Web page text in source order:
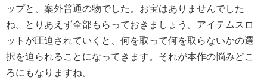
ップと、案外普通の物でした。お宝はありませんでした
ね。とりあえず全部もらっておきましょう。アイテムスロ
ットが圧迫されていくと、何を取って何を取らないかの選
択を迫られることになってきます。それが本作の悩みどこ
ろにもなりますね。